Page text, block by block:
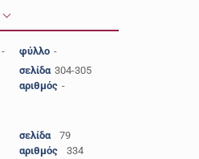
- φύλλο -
σελίδα 304-305
αριθμός -
σελίδα
79
αριθμός
334